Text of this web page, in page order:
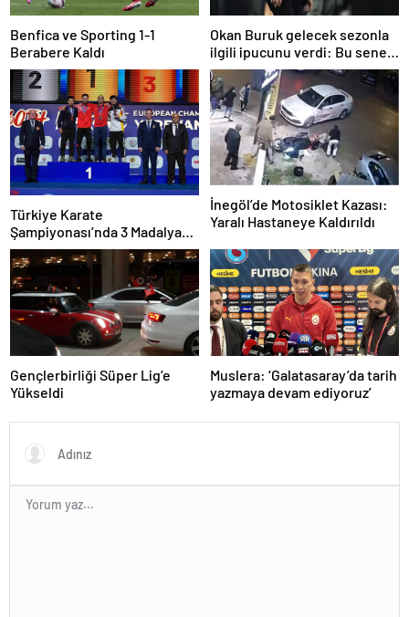
Benfica ve Sporting 1-1
Berabere Kaldı
Okan Buruk gelecek sezonla
ilgili ipucunu verdi: Bu sene
3, seneye de 4
Türkiye Karate
Şampiyonası’nda 3 Madalya
Kazandı
İnegöl’de Motosiklet Kazası:
Yaralı Hastaneye Kaldırıldı
Gençlerbirliği Süper Lig’e
Yükseldi
Muslera: ‘Galatasaray’da tarih
yazmaya devam ediyoruz’